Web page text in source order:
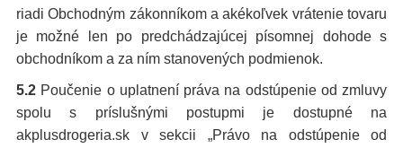
riadi Obchodným zákonníkom a akékoľvek vrátenie tovaru
je možné len po predchádzajúcej písomnej dohode s
obchodníkom a za ním stanovených podmienok.
5.2 Poučenie o uplatnení práva na odstúpenie od zmluvy
spolu s príslušnými postupmi je dostupné na
akplusdrogeria.sk v sekcii „Právo na odstúpenie od